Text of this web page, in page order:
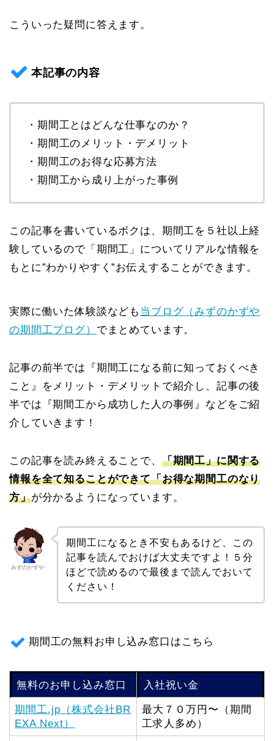
こういった疑問に答えます。
本記事の内容
・期間工とはどんな仕事なのか？
・期間工のメリット・デメリット
・期間工のお得な応募方法
・期間工から成り上がった事例
この記事を書いているボクは、期間工を５社以上経
験しているので「期間工」についてリアルな情報を
もとに”わかりやすく”お伝えすることができます。
実際に働いた体験談なども 当ブログ（みずのかずや
の期間工ブログ） でまとめています。
記事の前半では『期間工になる前に知っておくべき
こと』をメリット・デメリットで紹介し、記事の後
半では『期間工から成功した人の事例』などをご紹
介していきます！
この記事を読み終えることで、 「期間工」に関する
情報を全て知ることができて「お得な期間工のなり
方」が分かるようになっています。
みずのかずや
期間工になるとき不安もあるけど、この
記事を読んでおけば大丈夫ですよ！５分
ほどで読めるので最後まで読んでおいて
ください！
期間工の無料お申し込み窓口はこちら
無料のお申し込み窓口 入社祝い金
期間工.jp（株式会社BR
EXA Next）
最大７０万円〜（期間
工求人多め）